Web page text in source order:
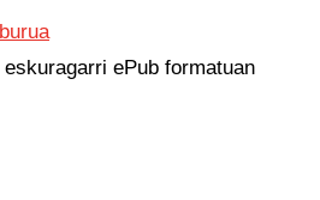
ePub formatuan